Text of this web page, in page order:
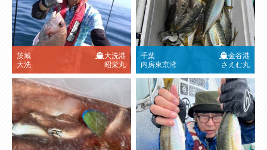
茨城
大洗
大洗港
昭栄丸
千葉
内房東京湾
金谷港
さえむ丸